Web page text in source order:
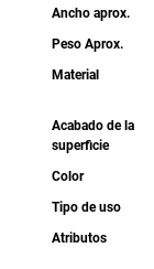
Ancho aprox.
Peso Aprox.
Material
Acabado de la
superficie
Color
Tipo de uso
Atributos